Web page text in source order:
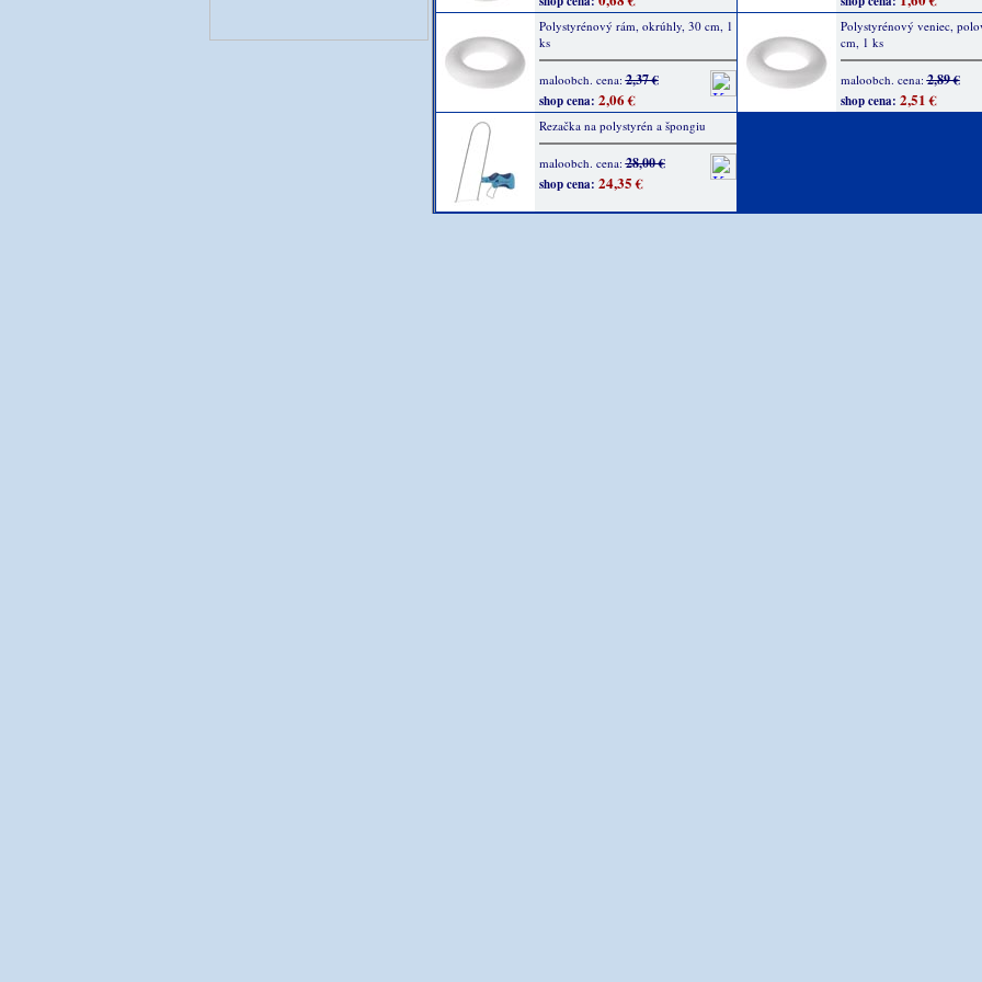
Polystyrénový rám, okrúhly, 30 cm, 1
ks
maloobch. cena:2,37 €
shop cena: 2,06 €
Polystyrénový veniec,
cm, 1 ks
maloobch. cena:2,89 €
shop cena: 2,51 €
Rezačka na polystyrén a špongiu
maloobch. cena:28,00 €
shop cena: 24,35 €